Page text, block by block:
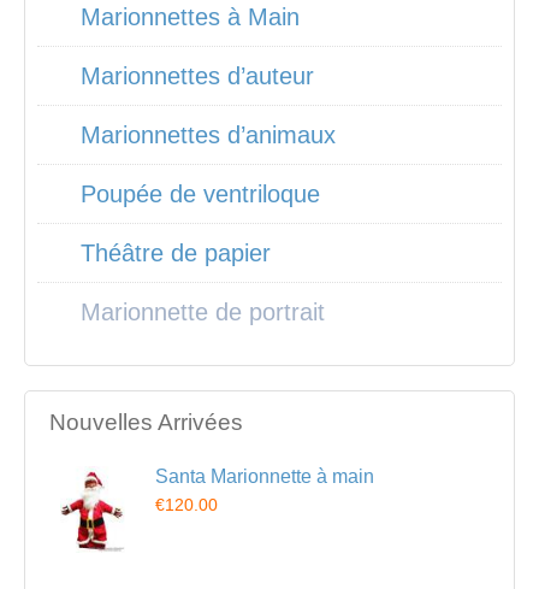
Marionnettes à Main
Marionnettes d’auteur
Marionnettes d’animaux
Poupée de ventriloque
Théâtre de papier
Marionnette de portrait
Nouvelles Arrivées
Santa Marionnette à main
€120.00